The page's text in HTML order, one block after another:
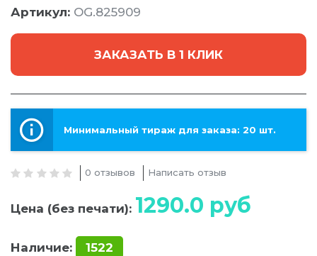
Артикул: OG.825909
ЗАКАЗАТЬ В 1 КЛИК
Минимальный тираж для заказа: 20 шт.
0 отзывов Написать отзыв
Цена (без печати): 1290.0 руб
Наличие: 1522